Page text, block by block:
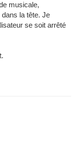
musicale,
la tête. Je
se soit arrêté